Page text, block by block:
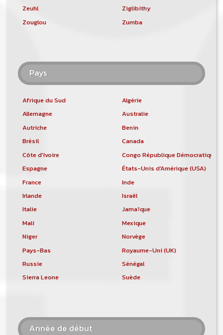
Zeuhl
Ziglibithy
Zouglou
Zumba
Pays
Afrique du Sud
Algérie
Allemagne
Australie
Autriche
Benin
Brésil
Canada
Côte d'Ivoire
Congo République Démocratique
Espagne
États-Unis d'Amérique (USA)
France
Inde
Irlande
Israël
Italie
Jamaïque
Mali
Mexique
Niger
Norvège
Pays-Bas
Royaume-Uni (UK)
Russie
Sénégal
Sierra Leone
Suède
Année de début